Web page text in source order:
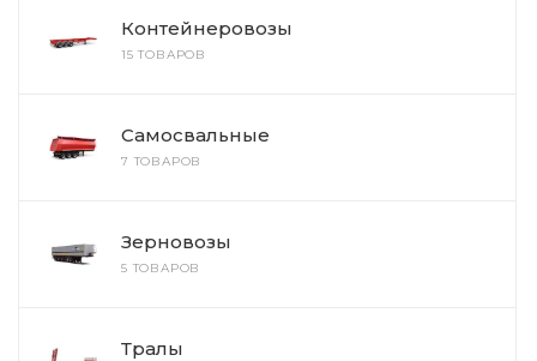
Контейнеровозы
15 ТОВАРОВ
Самосвальные
7 ТОВАРОВ
Зерновозы
5 ТОВАРОВ
Тралы